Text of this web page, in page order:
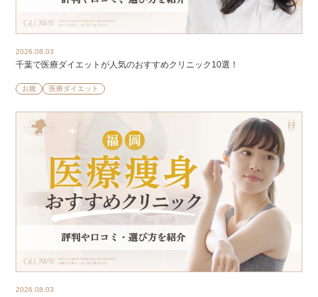
2026.08.03
千葉で医療ダイエットが人気のおすすめクリニック10選！
お腹 医療ダイエット
2026.08.03